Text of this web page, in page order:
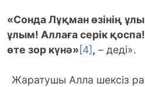
«Сонда Лұқман өзінің
ұлым! Аллаға серік
өте зор күнә»[4], – деді».
Жаратушы Алла шексіз